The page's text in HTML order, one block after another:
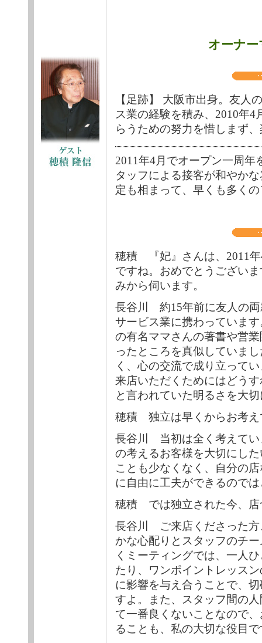
オーナ
【足跡】 大阪市出身。友人
ス業の経験を積み、2010年
らうための努力を惜しまず
2011年4月でオープン一周
タッフによる接客が和やか
定も相まって、早くも多く
穂積 『妃』さんは、2011
ですね。おめでとうござい
みから伺います。
長谷川 約15年前に友人の両
サービス業に携わっていま
の有名ママさんの著書や営
ったところを真似していま
く、心の交流で成り立って
来店いただくためにはどう
と言われていた明るさを大
穂積 独立は早くからお考え
長谷川 当初は全く考えてい
の考えるお客様を大切にし
ことも少なくなく、自分の
に自由に工夫ができるので
穂積 では独立された今、店
長谷川 ご来店くださった方
かな心配りとスタッフのチ
くミーティングでは、一人
たり、ワンポイントレッス
に影響を与え合うことで、
すよ。また、スタッフ間の
て一番良くないことなので
ることも、私の大切な役目